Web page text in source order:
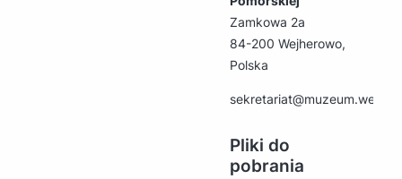
Zamkowa 2a
84-200 Wejherowo,
Polska
Pliki do
pobrania